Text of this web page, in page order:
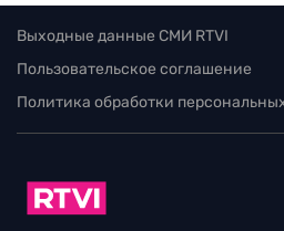
Выходные данные СМИ RTVI
Пользовательское соглашение
Политика обработки